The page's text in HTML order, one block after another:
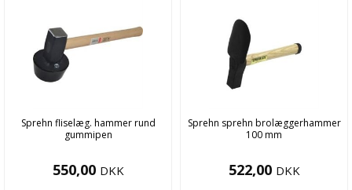
Sprehn fliselæg. hammer rund
gummipen
550,00 DKK
Sprehn sprehn brolæggerhammer
100 mm
522,00 DKK